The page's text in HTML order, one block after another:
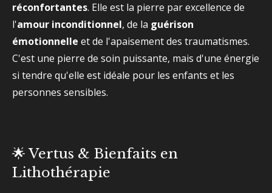
réconfortantes. Elle est la pierre par excellence de
l'amour inconditionnel, de la guérison
émotionnelle et de l'apaisement des traumatismes.
C'est une pierre de soin puissante, mais d'une énergie
si tendre qu'elle est idéale pour les enfants et les
personnes sensibles.
🌟 Vertus & Bienfaits en
Lithothérapie